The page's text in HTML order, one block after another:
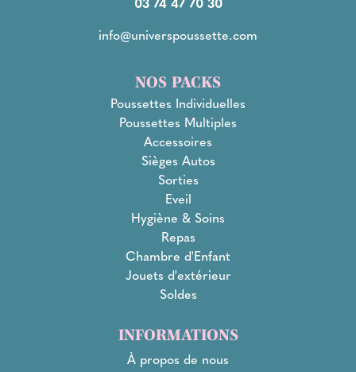
info@universpoussette.com
NOS PACKS
Poussettes Individuelles
Poussettes Multiples
Accessoires
Sièges Autos
Sorties
Eveil
Hygiène & Soins
Repas
Chambre d'Enfant
Jouets d'extérieur
Soldes
INFORMATIONS
À propos de nous